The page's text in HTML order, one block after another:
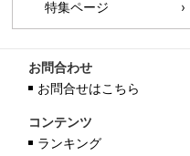
特集ページ
お問合わせ
お問合せはこちら
コンテンツ
ランキング